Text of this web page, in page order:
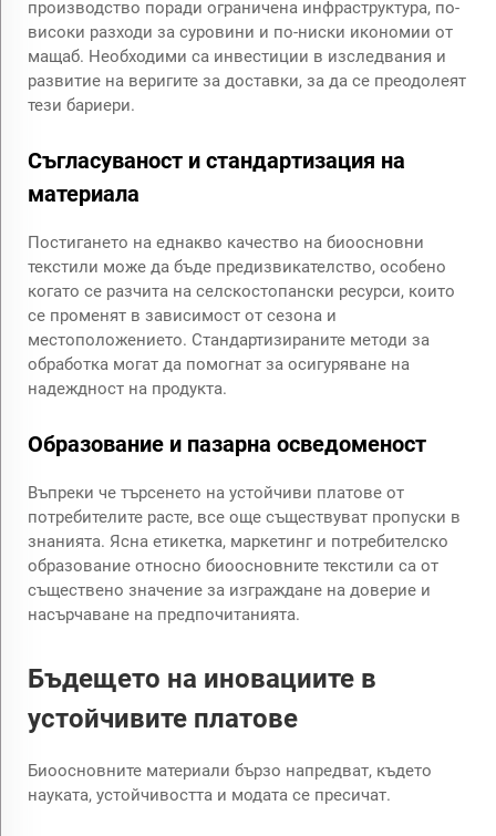
производство поради ограничена инфраструктура, по-
високи разходи за суровини и по-ниски икономии от
мащаб. Необходими са инвестиции в изследвания и
развитие на веригите за доставки, за да се преодолеят
тези бариери.
Съгласуваност и стандартизация на
материала
Постигането на еднакво качество на биоосновни
текстили може да бъде предизвикателство, особено
когато се разчита на селскостопански ресурси, които
се променят в зависимост от сезона и
местоположението. Стандартизираните методи за
обработка могат да помогнат за осигуряване на
надеждност на продукта.
Образование и пазарна осведоменост
Въпреки че търсенето на устойчиви платове от
потребителите расте, все още съществуват пропуски в
знанията. Ясна етикетка, маркетинг и потребителско
образование относно биоосновните текстили са от
съществено значение за изграждане на доверие и
насърчаване на предпочитанията.
Бъдещето на иновациите в
устойчивите платове
Биоосновните материали бързо напредват, където
науката, устойчивостта и модата се пресичат.